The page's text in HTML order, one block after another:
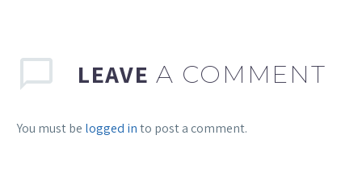
LEAVE A COMMENT
You must be logged into post a comment.